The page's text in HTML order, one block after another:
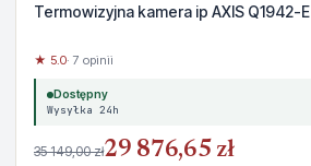
Termowizyjna kamera ip AXIS Q1942-E
★ 5.0· 7 opinii
Dostępny
Wysyłka 24h
35 149,00 zł29 876,65 zł